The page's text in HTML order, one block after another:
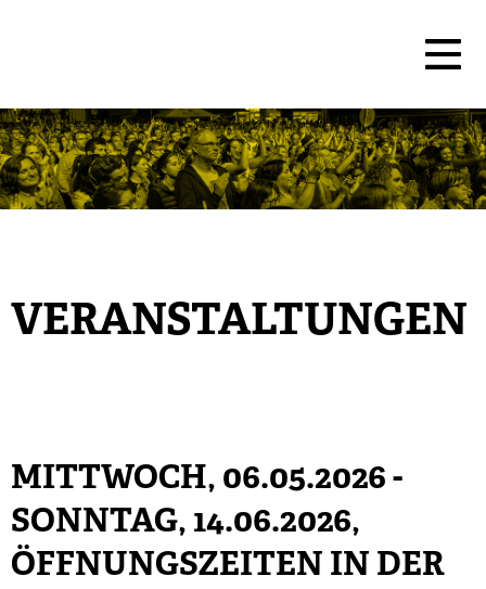
VERANSTALTUNGEN
MITTWOCH, 06.05.2026-
SONNTAG, 14.06.2026,
ÖFFNUNGSZEITEN IN DER